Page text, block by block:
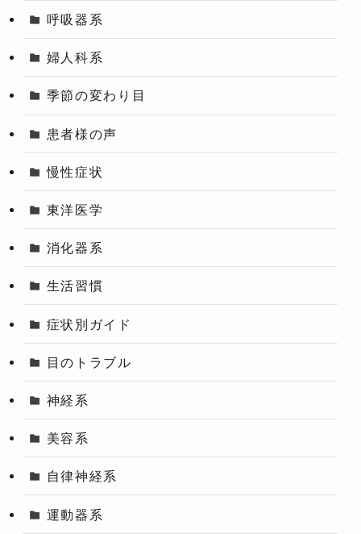
呼吸器系
婦人科系
季節の変わり目
患者様の声
慢性症状
東洋医学
消化器系
生活習慣
症状別ガイド
目のトラブル
神経系
美容系
自律神経系
運動器系